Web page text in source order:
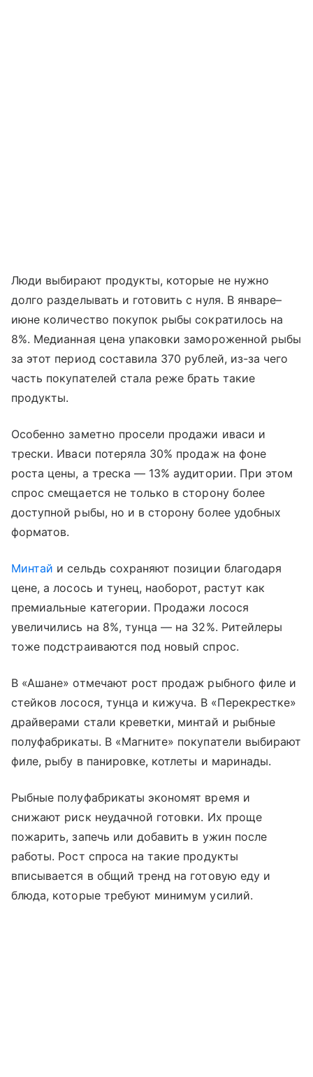
Люди выбирают продукты, которые не нужно
долго разделывать и готовить с нуля. В январе–
июне количество покупок рыбы сократилось на
8%. Медианная цена упаковки замороженной рыбы
за этот период составила 370 рублей, из-за чего
часть покупателей стала реже брать такие
продукты.
Особенно заметно просели продажи иваси и
трески. Иваси потеряла 30% продаж на фоне
роста цены, а треска — 13% аудитории. При этом
спрос смещается не только в сторону более
доступной рыбы, но и в сторону более удобных
форматов.
Минтай и сельдь сохраняют позиции благодаря
цене, а лосось и тунец, наоборот, растут как
премиальные категории. Продажи лосося
увеличились на 8%, тунца — на 32%. Ритейлеры
тоже подстраиваются под новый спрос.
В «Ашане» отмечают рост продаж рыбного филе и
стейков лосося, тунца и кижуча. В «Перекрестке»
драйверами стали креветки, минтай и рыбные
полуфабрикаты. В «Магните» покупатели выбирают
филе, рыбу в панировке, котлеты и маринады.
Рыбные полуфабрикаты экономят время и
снижают риск неудачной готовки. Их проще
пожарить, запечь или добавить в ужин после
работы. Рост спроса на такие продукты
вписывается в общий тренд на готовую еду и
блюда, которые требуют минимум усилий.